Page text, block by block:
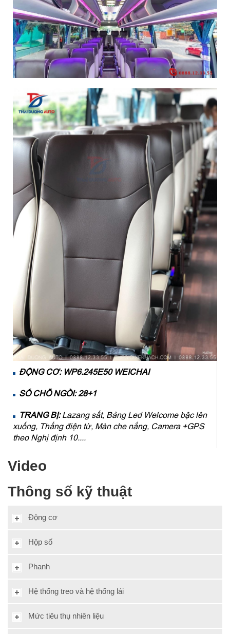
ĐỘNG CƠ: WP6.245E50 WEICHAI
SỐ CHỖ NGỒI: 28+1
TRANG BỊ:Lazang sắt, Bảng Led Welcome bậc lên
xuống, Thắng điện từ, Màn che nắng, Camera +GPS
theo Nghị định 10....
Video
Thông số kỹ thuật
Động cơ
Hộp số
Phanh
Hệ thống treo và hệ thống lái
Mức tiêu thụ nhiên liệu